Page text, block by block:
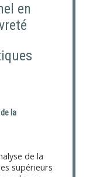
en
la
de la
supérieurs